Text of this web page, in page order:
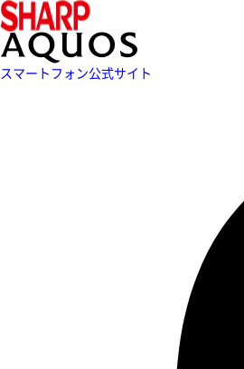
スマートフォン公式サイト